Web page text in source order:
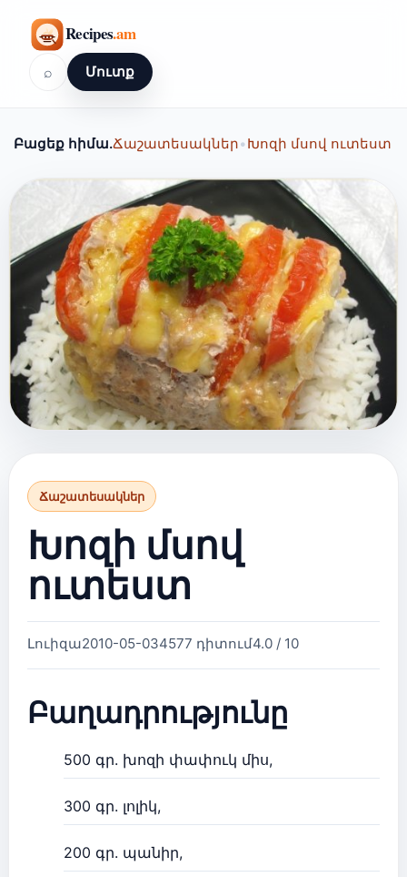
⌕ Մուտք
Բացեք հիմա.Ճաշատեսակներ•Խոզի մսով ուտեստ
Ճաշատեսակներ
Խոզի մսով
ուտեստ
Լուիզա2010-05-034577 դիտում4.0 / 10
Բաղադրությունը
500 գր. խոզի փափուկ միս,
300 գր. լոլիկ,
200 գր. պանիր,